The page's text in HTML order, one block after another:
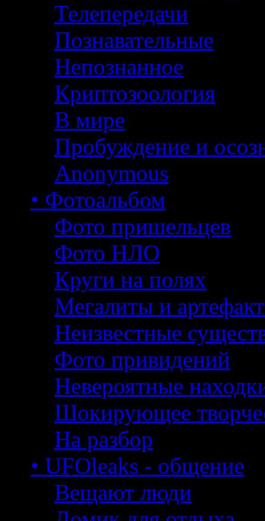
Телепередачи
Познавательные
Непознанное
Криптозоология
В мире
Пробуждение и
Anonymous
• Фотоальбом
Фото пришельцев
Фото НЛО
Круги на полях
Мегалиты и
Неизвестные
Фото привидений
Невероятные
Шокирующее
На разбор
• UFOleaks - общение
Вещают люди